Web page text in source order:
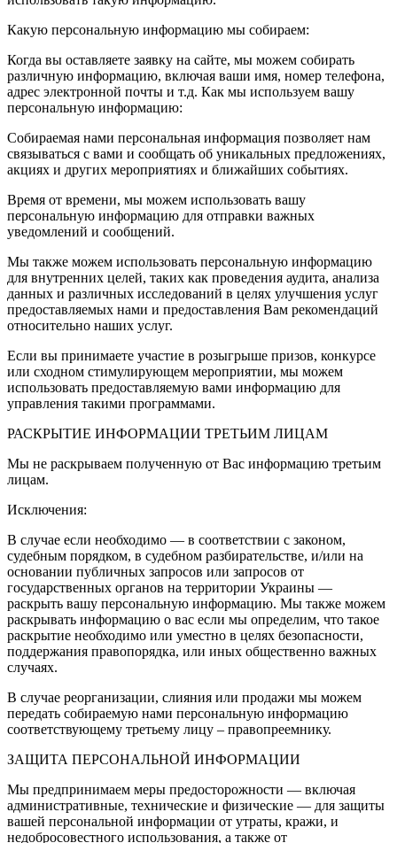
Какую персональную информацию мы собираем:
Когда вы оставляете заявку на сайте, мы можем собирать
различную информацию, включая ваши имя, номер телефона,
адрес электронной почты и т.д. Как мы используем вашу
персональную информацию:
Собираемая нами персональная информация позволяет нам
связываться с вами и сообщать об уникальных предложениях,
акциях и других мероприятиях и ближайших событиях.
Время от времени, мы можем использовать вашу
персональную информацию для отправки важных
уведомлений и сообщений.
Мы также можем использовать персональную информацию
для внутренних целей, таких как проведения аудита, анализа
данных и различных исследований в целях улучшения услуг
предоставляемых нами и предоставления Вам рекомендаций
относительно наших услуг.
Если вы принимаете участие в розыгрыше призов, конкурсе
или сходном стимулирующем мероприятии, мы можем
использовать предоставляемую вами информацию для
управления такими программами.
РАСКРЫТИЕ ИНФОРМАЦИИ ТРЕТЬИМ ЛИЦАМ
Мы не раскрываем полученную от Вас информацию третьим
лицам.
Исключения:
В случае если необходимо — в соответствии с законом,
судебным порядком, в судебном разбирательстве, и/или на
основании публичных запросов или запросов от
государственных органов на территории Украины —
раскрыть вашу персональную информацию. Мы также можем
раскрывать информацию о вас если мы определим, что такое
раскрытие необходимо или уместно в целях безопасности,
поддержания правопорядка, или иных общественно важных
случаях.
В случае реорганизации, слияния или продажи мы можем
передать собираемую нами персональную информацию
соответствующему третьему лицу – правопреемнику.
ЗАЩИТА ПЕРСОНАЛЬНОЙ ИНФОРМАЦИИ
Мы предпринимаем меры предосторожности — включая
административные, технические и физические — для защиты
вашей персональной информации от утраты, кражи, и
недобросовестного использования, а также от